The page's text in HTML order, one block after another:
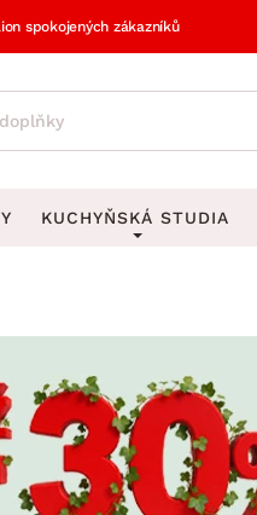
spokojených zákazníků
Obrazy
Hodiny
Vázy
Zobrazit vše
KUCHYŇSKÁ STUDIA